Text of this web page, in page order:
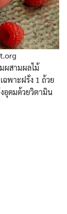
ผสามผลไม้
พาะฝรั่ง 1 ถ้วย
อุดมด้วยวิตามิน